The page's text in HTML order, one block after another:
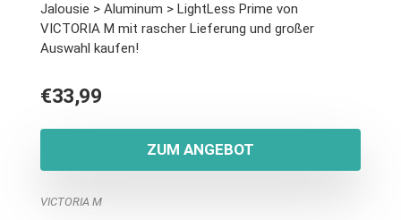
Jalousie > Aluminum > LightLess Prime von
VICTORIA M mit rascher Lieferung und großer
Auswahl kaufen!
€33,99
ZUM ANGEBOT
VICTORIA M